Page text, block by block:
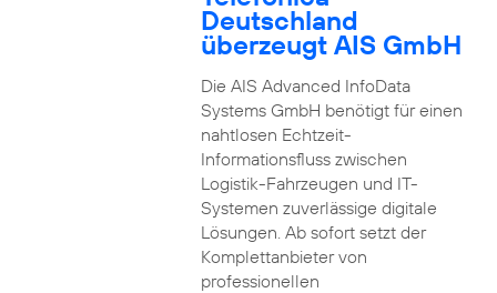
Deutschland
überzeugt AIS GmbH
Die AIS Advanced InfoData
Systems GmbH benötigt für einen
nahtlosen Echtzeit-
Informationsfluss zwischen
Logistik-Fahrzeugen und IT-
Systemen zuverlässige digitale
Lösungen. Ab sofort setzt der
Komplettanbieter von
professionellen